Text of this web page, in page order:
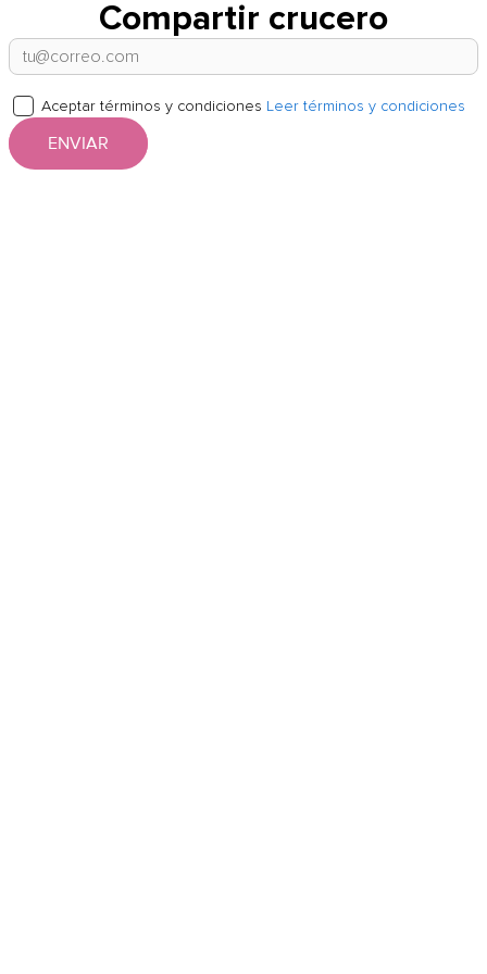
Compartir crucero
Aceptar términos y condiciones Leer términos y condiciones
ENVIAR